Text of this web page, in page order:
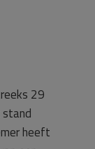
29
heeft